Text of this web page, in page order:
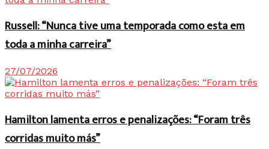
Russell: “Nunca tive uma temporada como esta em
toda a minha carreira”
27/07/2026
Hamilton lamenta erros e penalizações: “Foram três
corridas muito más”